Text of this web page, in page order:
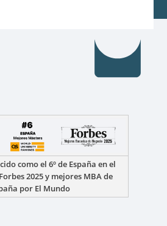
como el 6º de España en el
2025 y mejores MBA de
por El Mundo